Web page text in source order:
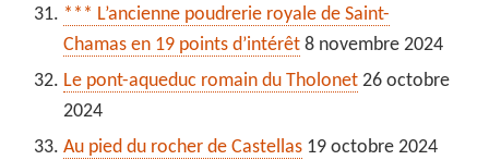
*** L’ancienne poudrerie royale de Saint-
Chamas en 19 points d’intérêt 8 novembre 2024
Le pont-aqueduc romain du Tholonet 26 octobre
2024
Au pied du rocher de Castellas 19 octobre 2024